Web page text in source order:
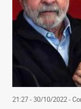
21:27 - 30/10/2022-